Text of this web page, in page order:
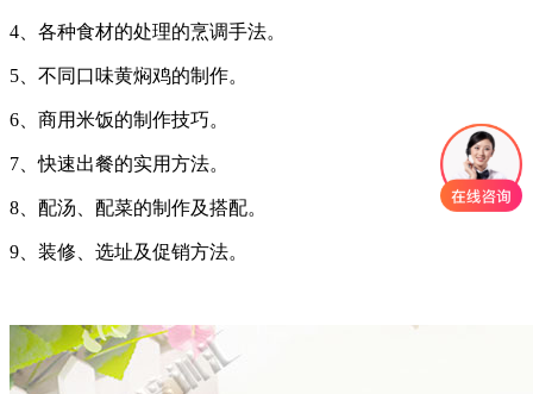
4、各种食材的处理的烹调手法。
5、不同口味黄焖鸡的制作。
6、商用米饭的制作技巧。
7、快速出餐的实用方法。
8、配汤、配菜的制作及搭配。
9、装修、选址及促销方法。